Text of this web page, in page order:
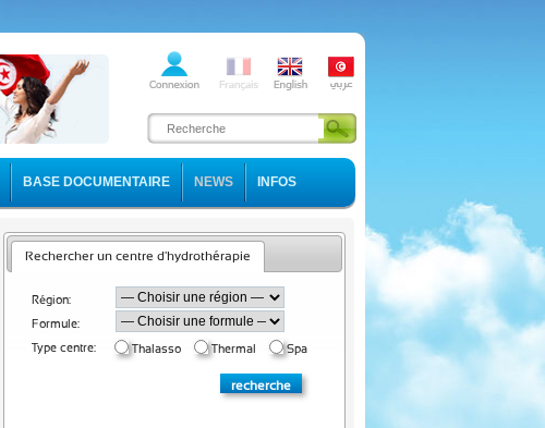
BASE DOCUMENTAIRE NEWS INFOS
Rechercher un centre d'hydrothérapie
Région:
Formule:
Type centre:
Thalasso Thermal Spa